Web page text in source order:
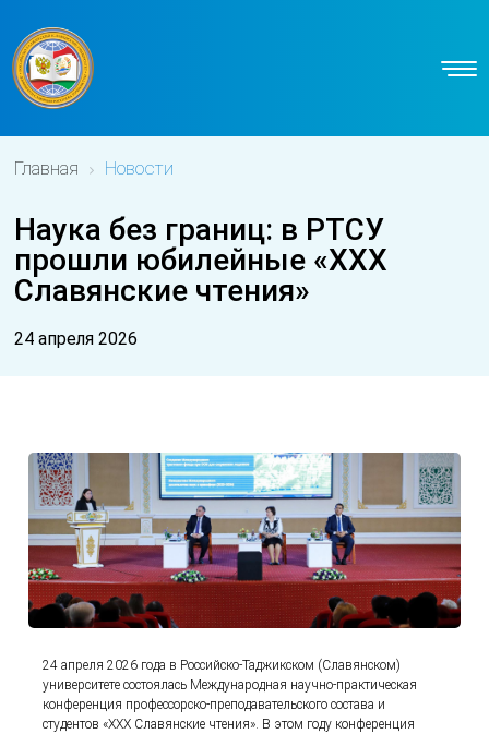
Главная Новости
Наука без границ: в РТСУ
прошли юбилейные «XXX
Славянские чтения»
24 апреля 2026
24 апреля 2026 года в Российско-Таджикском (Славянском)
университете состоялась Международная научно-практическая
конференция профессорско-преподавательского состава и
студентов «XXX Славянские чтения». В этом году конференция